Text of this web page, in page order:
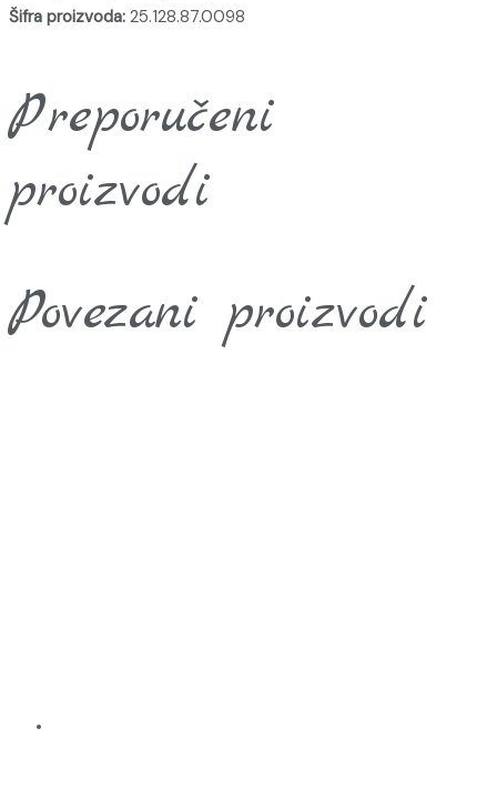
Šifra proizvoda: 25.128.87.0098
Preporučeni
proizvodi
Povezani proizvodi